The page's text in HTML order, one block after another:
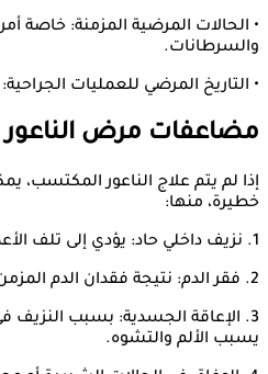
• الحالات المرضية المزمنة: خاصة
والسرطانات.
• التاريخ المرضي للعمليات
مضاعفات مرض
إذا لم يتم علاج الناعور
خطيرة، منها:
1. نزيف داخلي حاد: يؤدي إلى تلف الأعضاء الحيوية مثل الكبد والكلى.
2. فقر الدم: نتيجة فقدان الدم المزمن.
3. الإعاقة الجسدية: بسبب
يسبب الألم والتشوه.